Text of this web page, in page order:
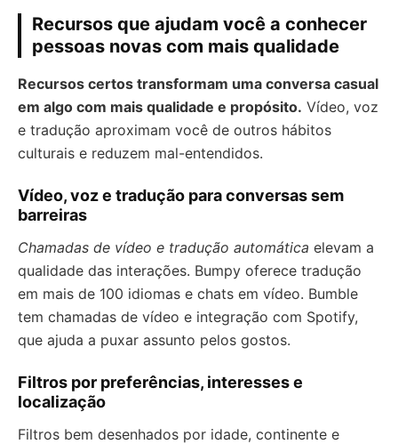
Recursos que ajudam você a conhecer
pessoas novas com mais qualidade
Recursos certos transformam uma conversa casual
em algo com mais qualidade e propósito. Vídeo, voz
e tradução aproximam você de outros hábitos
culturais e reduzem mal-entendidos.
Vídeo, voz e tradução para conversas sem
barreiras
Chamadas de vídeo e tradução automática elevam a
qualidade das interações. Bumpy oferece tradução
em mais de 100 idiomas e chats em vídeo. Bumble
tem chamadas de vídeo e integração com Spotify,
que ajuda a puxar assunto pelos gostos.
Filtros por preferências, interesses e
localização
Filtros bem desenhados por idade, continente e